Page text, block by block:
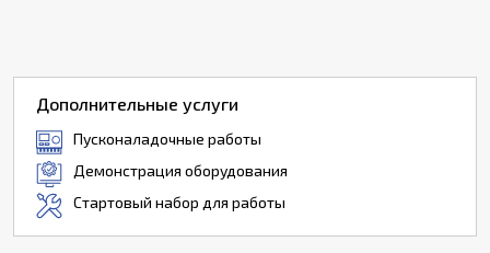
Дополнительные услуги
Пусконаладочные работы
Демонстрация оборудования
Стартовый набор для работы